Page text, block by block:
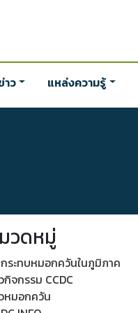
าว แหล่งความรู้
วดหมู่
ระทบหมอกควันในภูมิภาค
กิจกรรม CCDC
หมอกควัน